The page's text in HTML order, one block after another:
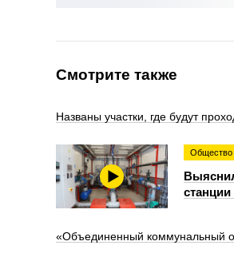
Смотрите также
Названы участки, где будут
Общество
«Объединенный коммунальный